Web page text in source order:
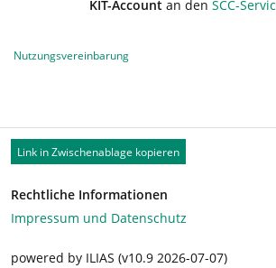
KIT-Accountan den SCC-
Nutzungsvereinbarung
Link in Zwischenablage kopieren
Rechtliche Informationen
Impressum und Datenschutz
powered by ILIAS (v10.9 2026-07-07)